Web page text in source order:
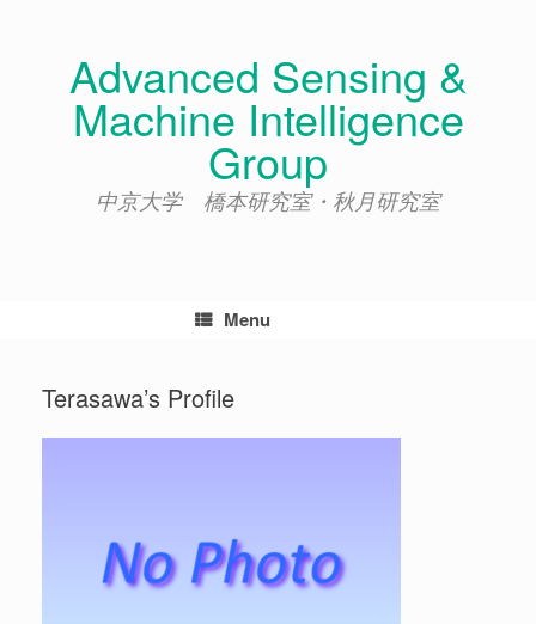
Advanced Sensing &
Machine Intelligence
Group
中京大学 橋本研究室・秋月研究室
Menu
Terasawa’s Profile